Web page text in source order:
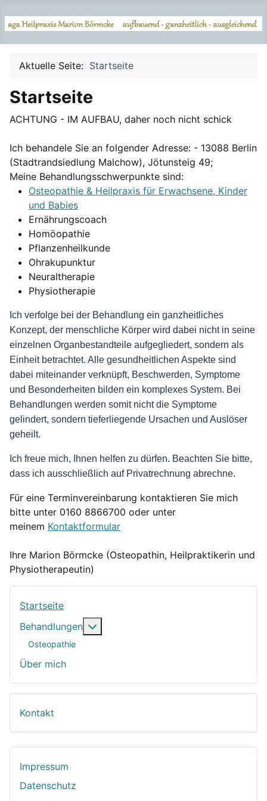
Aktuelle Seite: Startseite
Startseite
ACHTUNG - IM AUFBAU, daher noch nicht schick
Ich behandele Sie an folgender Adresse: - 13088 Berlin
(Stadtrandsiedlung Malchow), Jötunsteig 49;
Meine Behandlungsschwerpunkte sind:
Osteopathie & Heilpraxis für Erwachsene, Kinder
und Babies
Ernährungscoach
Homöopathie
Pflanzenheilkunde
Ohrakupunktur
Neuraltherapie
Physiotherapie
Ich verfolge bei der Behandlung ein ganzheitliches
Konzept, der menschliche Körper wird dabei nicht in seine
einzelnen Organbestandteile aufgegliedert, sondern als
Einheit betrachtet. Alle gesundheitlichen Aspekte sind
dabei miteinander verknüpft, Beschwerden, Symptome
und Besonderheiten bilden ein komplexes System. Bei
Behandlungen werden somit nicht die Symptome
gelindert, sondern tieferliegende Ursachen und Auslöser
geheilt.
Ich freue mich, Ihnen helfen zu dürfen. Beachten Sie bitte,
dass ich ausschließlich auf Privatrechnung abrechne.
Für eine Terminvereinbarung kontaktieren Sie mich
bitte unter 0160 8866700 oder unter
meinem Kontaktformular
Ihre Marion Börmcke (Osteopathin, Heilpraktikerin und
Physiotherapeutin)
Startseite
Behandlungen
Osteopathie
Über mich
Kontakt
Impressum
Datenschutz